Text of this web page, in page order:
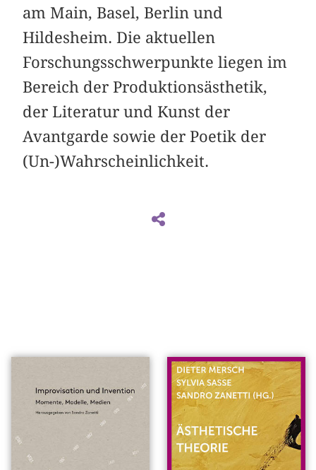
am Main, Basel, Berlin und
Hildesheim. Die aktuellen
Forschungsschwerpunkte liegen im
Bereich der Produktionsästhetik,
der Literatur und Kunst der
Avantgarde sowie der Poetik der
(Un-)Wahrscheinlichkeit.